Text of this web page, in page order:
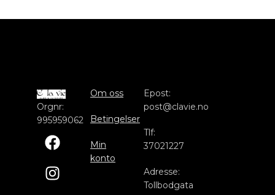
Orgnr:
995959062
Om oss
Betingelser
Min
konto
Epost:
post@clavie.no
Tlf:
37021227
Adresse:
Tollbodgata